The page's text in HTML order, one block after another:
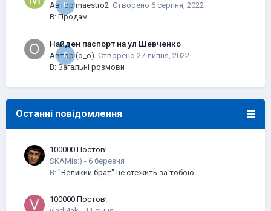
0
Авторmaestro2 Створено 6 серпня, 2022
В: Продам
0
Найден паспорт на ул Шевченко
Автор(o_o) Створено 27 липня, 2022
В: Загальні розмови
Останні повідомлення
100000 Постов!
SKAMis:) -
В: "Великий брат" не стежить за тобою.
100000 Постов!